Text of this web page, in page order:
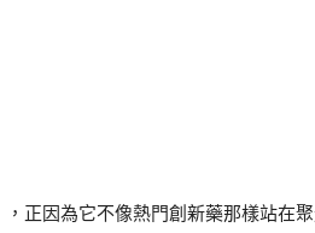
正因為它不像熱門創新藥那樣站在